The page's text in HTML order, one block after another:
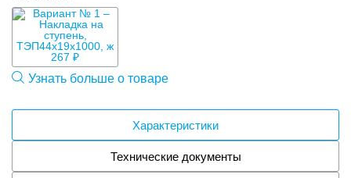
267 ₽
Узнать больше о товаре
Характеристики
Технические документы